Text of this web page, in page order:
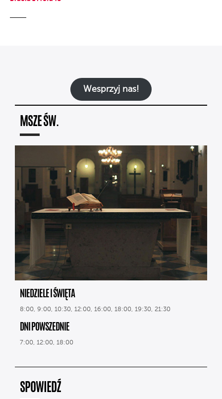
Wesprzyj nas!
MSZE ŚW.
NIEDZIELE I ŚWIĘTA
8:00, 9:00, 10:30, 12:00, 16:00, 18:00, 19:30, 21:30
DNI POWSZEDNIE
7:00, 12:00, 18:00
SPOWIEDŹ